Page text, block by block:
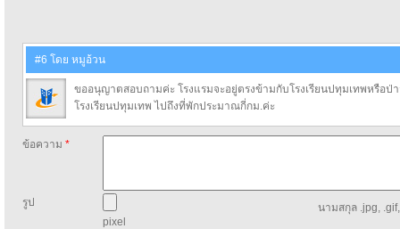
#6 โดย หมูอ้วน
ขออนุญาตสอบถามค่ะ โรงแรมจะอยู่ตรงข้ามกับโรงเรียนปทุมเทพหรือป่
โรงเรียนปทุมเทพ ไปถึงที่พักประมาณกี่กม.ค่ะ
ข้อความ *
รูป
นามสกุล .jpg,
pixel